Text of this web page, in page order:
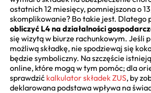
ostatnich 12 miesięcy, pomniejszona o
skomplikowanie? Bo takie jest. Dlatego
obliczyć L4 na działalności
się wizytą w biurze rachunkowym. Jeśli
możliwą składkę, nie spodziewaj się
będzie symboliczny. Na szczęście
online, które mogą w tym pomóc; dla
sprawdzić kalkulator składek ZUS, by
deklarowana podstawa wpływa na